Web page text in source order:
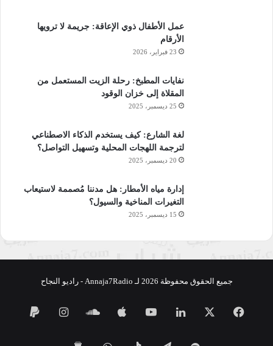
عمل الأطفال ذوي الإعاقة: جريمة لا ترويها
الأرقام
23 فبراير، 2026
نفايات المطبخ: رحلة الزيت المستعمل من
المقلاة إلى خزان الوقود
25 ديسمبر، 2025
لغة الشارع: كيف يستخدم الذكاء الاصطناعي
لترجمة اللهجات المحلية وتسهيل التواصل؟
20 ديسمبر، 2025
إدارة مياه الأمطار: هل مدننا مُصممة لاستيعاب
التغيرات المناخية والسيول؟
15 ديسمبر، 2025
جميع الحقوق محفوظة 2026 لـ Annaja7Radio - راديو النجاح
فيسبوك لينكدإن‫YouTube ساوند
كلاود
انستقرام
‏Paypal